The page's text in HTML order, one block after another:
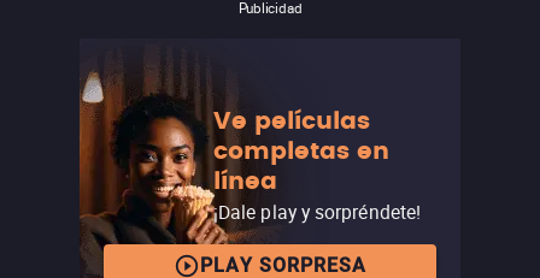
Publicidad
Ve películas
completas en
línea
¡Dale play y sorpréndete!
PLAY SORPRESA